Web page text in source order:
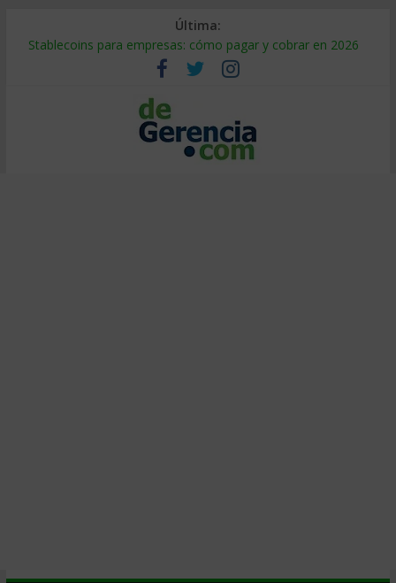
Última:
Stablecoins para empresas: cómo pagar y cobrar en 2026
Despido silencioso: qué es y por qué sale tan caro
IA en selección de personal: cómo auditarla a tiempo
Trabajo forzoso en la cadena de suministro: qué hacer
Mercado hispano de EE. UU.: cómo segmentarlo y venderle